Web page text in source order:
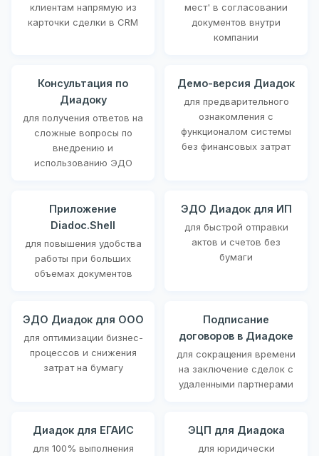
клиентам напрямую из
карточки сделки в CRM
мест' в согласовании
документов внутри
компании
Консультация по
Диадоку
для получения ответов на
сложные вопросы по
внедрению и
использованию ЭДО
Демо-версия Диадок
для предварительного
ознакомления с
функционалом системы
без финансовых затрат
Приложение
Diadoc.Shell
для повышения удобства
работы при больших
объемах документов
ЭДО Диадок для ИП
для быстрой отправки
актов и счетов без
бумаги
ЭДО Диадок для ООО
для оптимизации бизнес-
процессов и снижения
затрат на бумагу
Подписание
договоров в Диадоке
для сокращения времени
на заключение сделок с
удаленными партнерами
Диадок для ЕГАИС
для 100% выполнения
ЭЦП для Диадока
для юридически